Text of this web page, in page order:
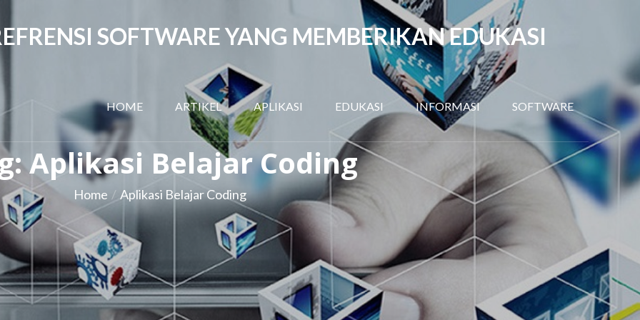
SOFTWARE YANG MEMBERIKAN EDUKASI
HOME ARTIKEL APLIKASI EDUKASI INFORMASI SOFTWARE
Aplikasi Belajar Coding
Home Aplikasi Belajar Coding